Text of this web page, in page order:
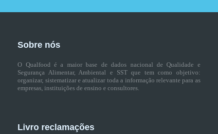
Sobre nós
O Qualfood é a maior base de dados nacional de Qualidade e
Segurança Alimentar, Ambiental e SST que tem como objetivo:
organizar, sistematizar e atualizar toda a informação relevante para as
empresas, instituições de ensino e consultores.
Livro reclamações